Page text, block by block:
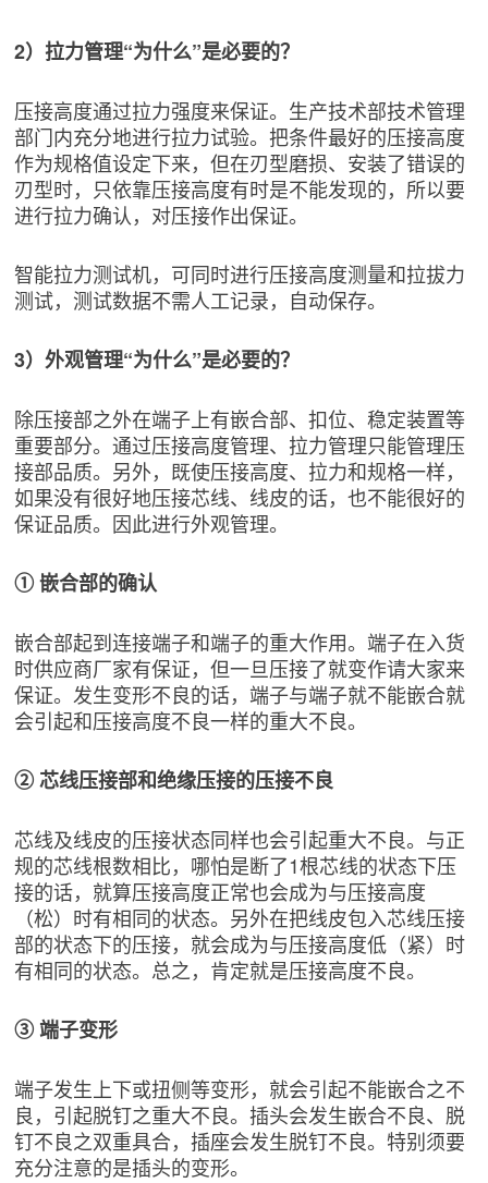
2）拉力管理“为什么”是必要的？
压接高度通过拉力强度来保证。生产技术部技术管理
部门内充分地进行拉力试验。把条件最好的压接高度
作为规格值设定下来，但在刃型磨损、安装了错误的
刃型时，只依靠压接高度有时是不能发现的，所以要
进行拉力确认，对压接作出保证。
智能拉力测试机，可同时进行压接高度测量和拉拔力
测试，测试数据不需人工记录，自动保存。
3）外观管理“为什么”是必要的？
除压接部之外在端子上有嵌合部、扣位、稳定装置等
重要部分。通过压接高度管理、拉力管理只能管理压
接部品质。另外，既使压接高度、拉力和规格一样，
如果没有很好地压接芯线、线皮的话，也不能很好的
保证品质。因此进行外观管理。
① 嵌合部的确认
嵌合部起到连接端子和端子的重大作用。端子在入货
时供应商厂家有保证，但一旦压接了就变作请大家来
保证。发生变形不良的话，端子与端子就不能嵌合就
会引起和压接高度不良一样的重大不良。
② 芯线压接部和绝缘压接的压接不良
芯线及线皮的压接状态同样也会引起重大不良。与正
规的芯线根数相比，哪怕是断了1根芯线的状态下压
接的话，就算压接高度正常也会成为与压接高度
（松）时有相同的状态。另外在把线皮包入芯线压接
部的状态下的压接，就会成为与压接高度低（紧）时
有相同的状态。总之，肯定就是压接高度不良。
③ 端子变形
端子发生上下或扭侧等变形，就会引起不能嵌合之不
良，引起脱钉之重大不良。插头会发生嵌合不良、脱
钉不良之双重具合，插座会发生脱钉不良。特别须要
充分注意的是插头的变形。